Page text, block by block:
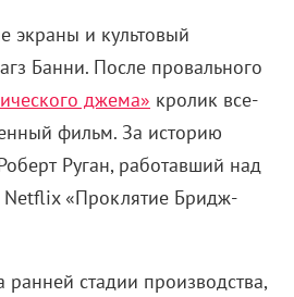
экраны и культовый
Банни. После провального
джема» кролик все-
фильм. За историю
Руган, работавший над
«Проклятие Бридж-
ранней стадии производства,